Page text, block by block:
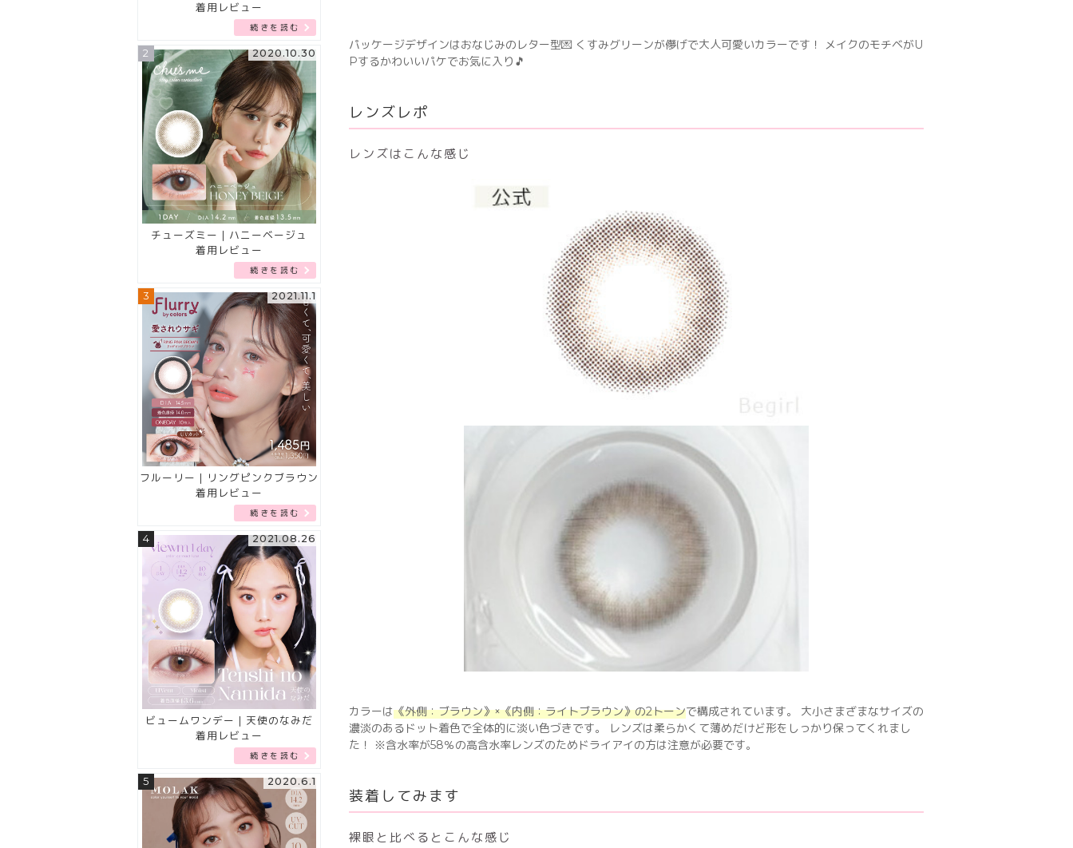
着用レビュー
続きを読む
2 2020.10.30
チューズミー｜ハニーベージュ
着用レビュー
続きを読む
3 2021.11.1
フルーリー｜リングピンクブラウン
着用レビュー
続きを読む
4 2021.08.26
ビュームワンデー｜天使のなみだ
着用レビュー
続きを読む
5 2020.6.1
パッケージデザインはおなじみのレター型💌 くすみグリーンが儚げで大人可愛いカラーです！ メイクのモチベがU
Pするかわいいパケでお気に入り🎵
レンズレポ
レンズはこんな感じ
カラーは《外側：ブラウン》×《内側：ライトブラウン》の2トーンで構成されています。 大小さまざまなサイズの
濃淡のあるドット着色で全体的に淡い色づきです。 レンズは柔らかくて薄めだけど形をしっかり保ってくれまし
た！ ※含水率が58％の高含水率レンズのためドライアイの方は注意が必要です。
装着してみます
裸眼と比べるとこんな感じ